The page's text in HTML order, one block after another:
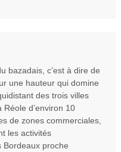
bazadais, c’est à dire de
une hauteur qui domine
des trois villes
d’environ 10
de zones commerciales,
les activités
Bordeaux proche